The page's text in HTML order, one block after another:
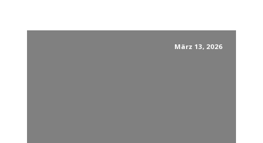
März 13, 2026